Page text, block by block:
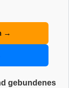
→
gebundenes